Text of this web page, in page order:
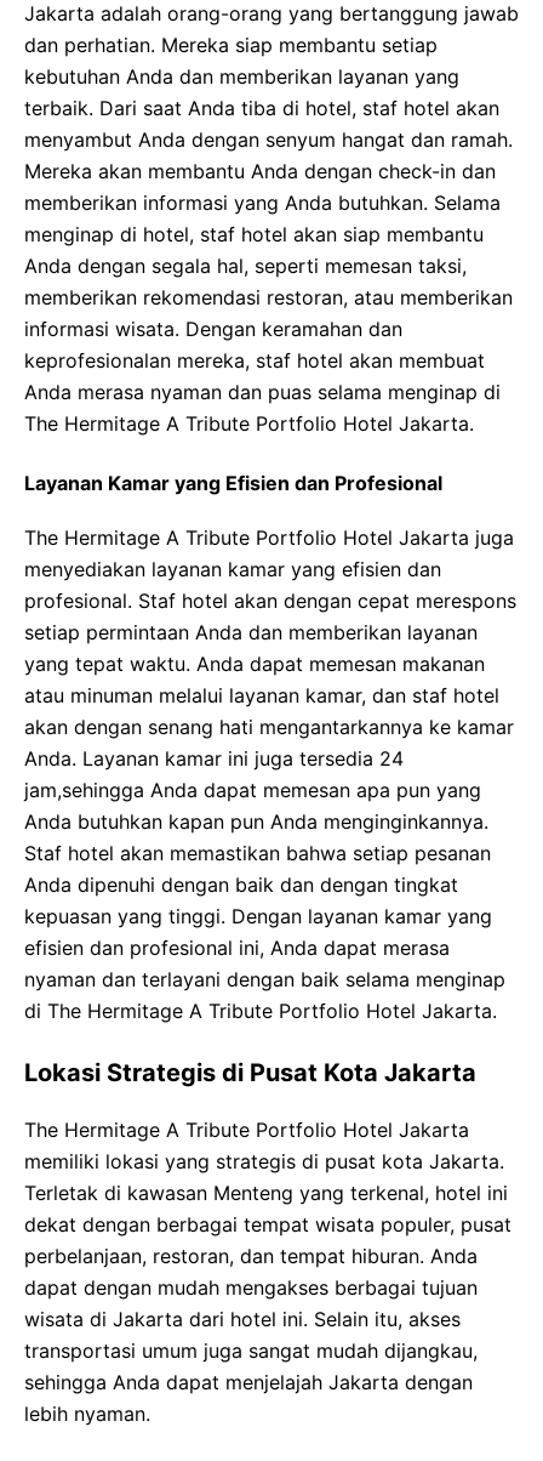
Jakarta adalah orang-orang yang bertanggung jawab
dan perhatian. Mereka siap membantu setiap
kebutuhan Anda dan memberikan layanan yang
terbaik. Dari saat Anda tiba di hotel, staf hotel akan
menyambut Anda dengan senyum hangat dan ramah.
Mereka akan membantu Anda dengan check-in dan
memberikan informasi yang Anda butuhkan. Selama
menginap di hotel, staf hotel akan siap membantu
Anda dengan segala hal, seperti memesan taksi,
memberikan rekomendasi restoran, atau memberikan
informasi wisata. Dengan keramahan dan
keprofesionalan mereka, staf hotel akan membuat
Anda merasa nyaman dan puas selama menginap di
The Hermitage A Tribute Portfolio Hotel Jakarta.
Layanan Kamar yang Efisien dan Profesional
The Hermitage A Tribute Portfolio Hotel Jakarta juga
menyediakan layanan kamar yang efisien dan
profesional. Staf hotel akan dengan cepat merespons
setiap permintaan Anda dan memberikan layanan
yang tepat waktu. Anda dapat memesan makanan
atau minuman melalui layanan kamar, dan staf hotel
akan dengan senang hati mengantarkannya ke kamar
Anda. Layanan kamar ini juga tersedia 24
jam,sehingga Anda dapat memesan apa pun yang
Anda butuhkan kapan pun Anda menginginkannya.
Staf hotel akan memastikan bahwa setiap pesanan
Anda dipenuhi dengan baik dan dengan tingkat
kepuasan yang tinggi. Dengan layanan kamar yang
efisien dan profesional ini, Anda dapat merasa
nyaman dan terlayani dengan baik selama menginap
di The Hermitage A Tribute Portfolio Hotel Jakarta.
Lokasi Strategis di Pusat Kota Jakarta
The Hermitage A Tribute Portfolio Hotel Jakarta
memiliki lokasi yang strategis di pusat kota Jakarta.
Terletak di kawasan Menteng yang terkenal, hotel ini
dekat dengan berbagai tempat wisata populer, pusat
perbelanjaan, restoran, dan tempat hiburan. Anda
dapat dengan mudah mengakses berbagai tujuan
wisata di Jakarta dari hotel ini. Selain itu, akses
transportasi umum juga sangat mudah dijangkau,
sehingga Anda dapat menjelajah Jakarta dengan
lebih nyaman.